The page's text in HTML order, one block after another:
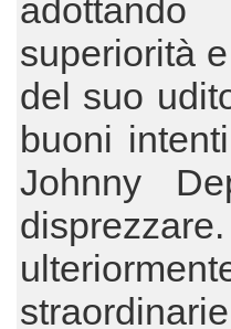
superiorità
del suo
buoni
Johnny